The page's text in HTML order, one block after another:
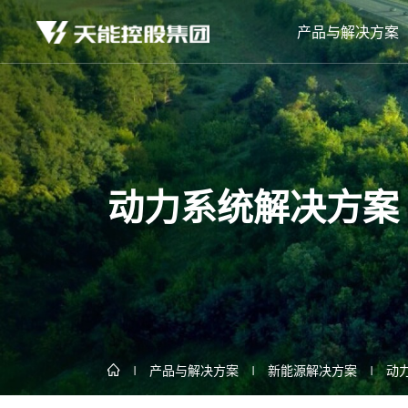
产品与解决方案
动力系统解决方案
产品与解决方案 新能源解决方案 动